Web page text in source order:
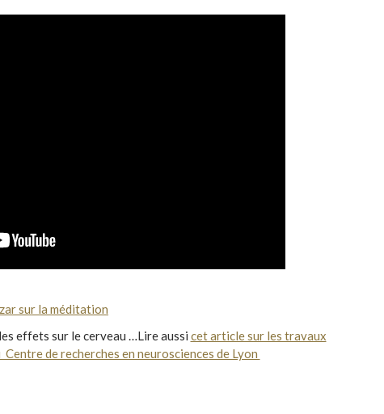
sur la méditation
effets sur le cerveau …Lire aussi cet article sur les travaux
Centre de recherches en neurosciences de Lyon